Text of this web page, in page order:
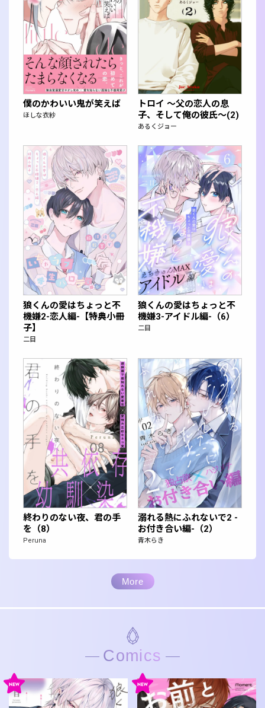
僕のかわいい鬼が笑えば
ほしな衣紗
トロイ ～父の恋人の息
子、そして俺の彼氏～(2)
あるくジョー
狼くんの愛はちょっと不
機嫌2-恋人編-【特典小冊
子】
二目
狼くんの愛はちょっと不
機嫌3-アイドル編-（6）
二目
終わりのない夜、君の手
を（8）
Peruna
溺れる熱にふれないで2 -
お付き合い編-（2）
青木らき
More
Comics